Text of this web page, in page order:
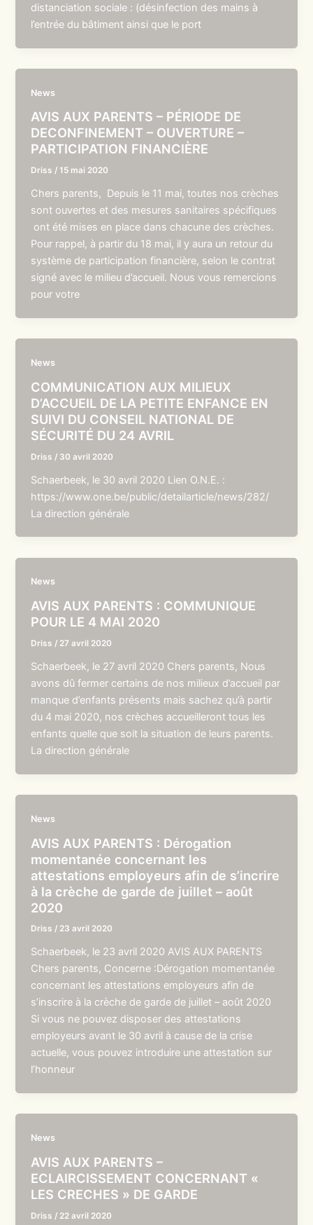
distanciation sociale : (désinfection des mains à
l’entrée du bâtiment ainsi que le port
News
AVIS AUX PARENTS – PÉRIODE DE
DECONFINEMENT – OUVERTURE –
PARTICIPATION FINANCIÈRE
Driss /15 mai 2020
Chers parents, Depuis le 11 mai, toutes nos crèches
sont ouvertes et des mesures sanitaires spécifiques
ont été mises en place dans chacune des crèches.
Pour rappel, à partir du 18 mai, il y aura un retour du
système de participation financière, selon le contrat
signé avec le milieu d’accueil. Nous vous remercions
pour votre
News
COMMUNICATION AUX MILIEUX
D’ACCUEIL DE LA PETITE ENFANCE EN
SUIVI DU CONSEIL NATIONAL DE
SÉCURITÉ DU 24 AVRIL
Driss / 30 avril 2020
Schaerbeek, le 30 avril 2020 Lien O.N.E. :
https://www.one.be/public/detailarticle/news/282/
La direction générale
News
AVIS AUX PARENTS : COMMUNIQUE
POUR LE 4 MAI 2020
Driss / 27 avril 2020
Schaerbeek, le 27 avril 2020 Chers parents, Nous
avons dû fermer certains de nos milieux d’accueil par
manque d’enfants présents mais sachez qu’à partir
du 4 mai 2020, nos crèches accueilleront tous les
enfants quelle que soit la situation de leurs parents.
La direction générale
News
AVIS AUX PARENTS : Dérogation
momentanée concernant les
attestations employeurs afin de s’incrire
à la crèche de garde de juillet – août
2020
Driss / 23 avril 2020
Schaerbeek, le 23 avril 2020 AVIS AUX PARENTS
Chers parents, Concerne :Dérogation momentanée
concernant les attestations employeurs afin de
s’inscrire à la crèche de garde de juillet – août 2020
Si vous ne pouvez disposer des attestations
employeurs avant le 30 avril à cause de la crise
actuelle, vous pouvez introduire une attestation sur
l’honneur
News
AVIS AUX PARENTS –
ECLAIRCISSEMENT CONCERNANT «
LES CRECHES » DE GARDE
Driss / 22 avril 2020